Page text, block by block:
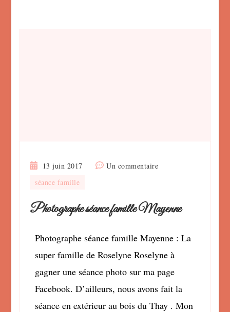
13 juin 2017 Un commentairesur
famille
Mayenne
séance famille
Photographe séance famille Mayenne
Photographe séance famille Mayenne : La
super famille de Roselyne Roselyne à
gagner une séance photo sur ma page
Facebook. D’ailleurs, nous avons fait la
séance en extérieur au bois du Thay . Mon